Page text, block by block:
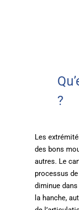
?
Les
des bons
autres. Le
processus
diminue
la hanche,